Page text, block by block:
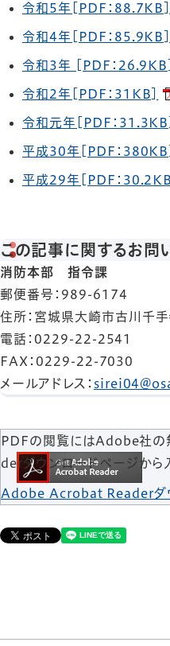
令和5年[PDF：88.7KB]
令和4年[PDF：85.9KB]
令和3年 [PDF：26.9KB]
令和2年[PDF：31KB]
令和元年[PDF：31.3KB]
平成30年[PDF：380KB]
平成29年[PDF：
この記事に関するお問
消防本部 指令課
郵便番号 ：989-6174
住所 ：宮城県大崎市古川千
電話 ：0229-22-2541
FAX ：0229-22-7030
メールアドレス ：
PDFの閲覧にはAdobe社の
derダウンロードページから
Adobe Acrobat Readerダ